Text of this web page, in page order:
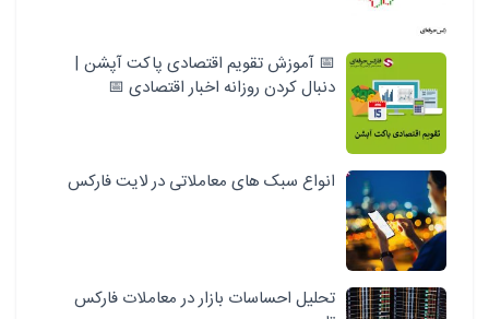
📅 آموزش تقویم اقتصادی پاکت آپشن |
دنبال کردن روزانه اخبار اقتصادی 📅
انواع سبک‌ های معاملاتی در لایت فارکس
تحلیل احساسات بازار در معاملات فارکس